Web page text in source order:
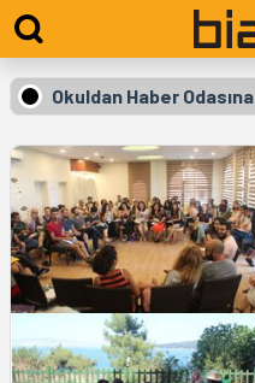
Okuldan Haber Odasına